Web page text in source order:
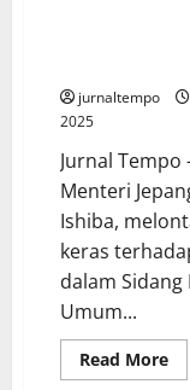
jurnaltempo
2025
Jurnal Tempo
Menteri
Ishiba,
keras
dalam Sidang
Umum...
Read More